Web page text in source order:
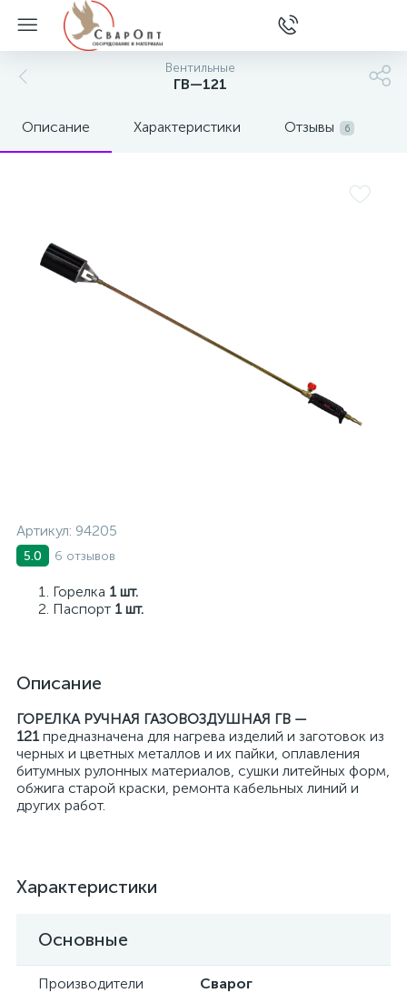
Вентильные
ГВ—121
Описание Характеристики Отзывы 6
Артикул: 94205
5.0 6 отзывов
Горелка 1 шт.
Паспорт 1 шт.
Описание
ГОРЕЛКА РУЧНАЯ ГАЗОВОЗДУШНАЯ ГВ —
121предназначена для нагрева изделий и заготовок из
черных и цветных металлов и их пайки, оплавления
битумных рулонных материалов, сушки литейных форм,
обжига старой краски, ремонта кабельных линий и
других работ.
Характеристики
Основные
Производители
Сварог